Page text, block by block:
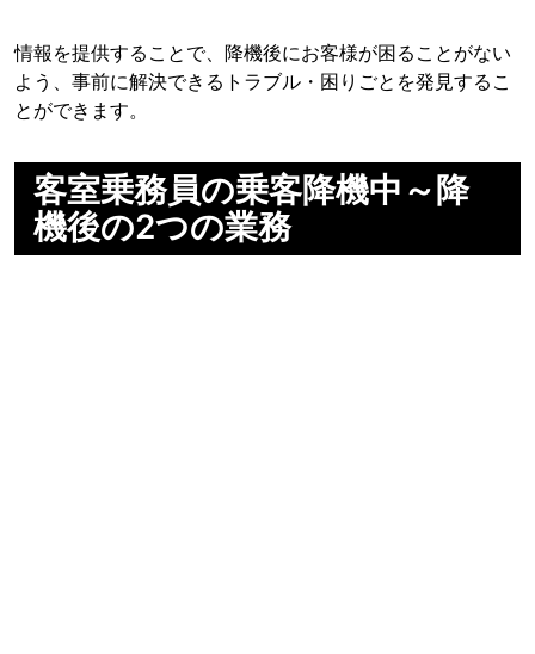
情報を提供することで、降機後にお客様が困ることがない
よう、事前に解決できるトラブル・困りごとを発見するこ
とができます。
客室乗務員の乗客降機中～降
機後の2つの業務